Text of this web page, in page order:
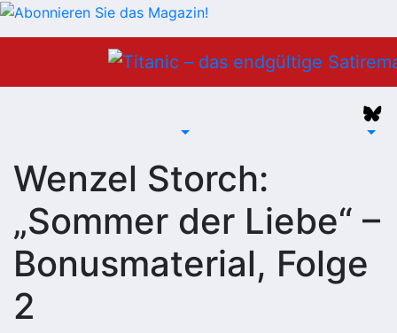
Wenzel Storch:
„Sommer der Liebe“ –
Bonusmaterial, Folge
2